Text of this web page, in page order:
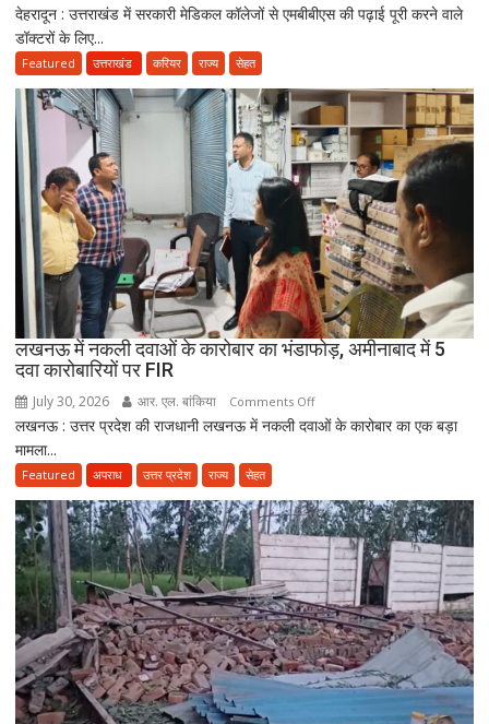
नोटिसMBBS
साल
सरकारी
सेवा
जरूरी!
फिर
ही
कर
सकेंगे
PG,
उत्तराखंड
स्वास्थ्य
तैयार
देहरादून : उत्तराखंड में सरकारी मेडिकल कॉलेजों से एमबीबीएस की पढ़ाई पूरी करने वाले
डॉक्टरों के लिए...
Featured उत्तराखंड करियर राज्य सेहत
लखनऊ में नकली दवाओं के कारोबार का भंडाफोड़, अमीनाबाद में 5
दवा कारोबारियों पर FIR
July 30, 2026 आर. एल. बांकिया Comments Offon
लखनऊ
दवाओं
के
कारोबार
का
भंडाफोड़,
अमीनाबाद
में
5
दवा
लखनऊ : उत्तर प्रदेश की राजधानी लखनऊ में नकली दवाओं के कारोबार का एक बड़ा
मामला...
Featured अपराध उत्तर प्रदेश राज्य सेहत